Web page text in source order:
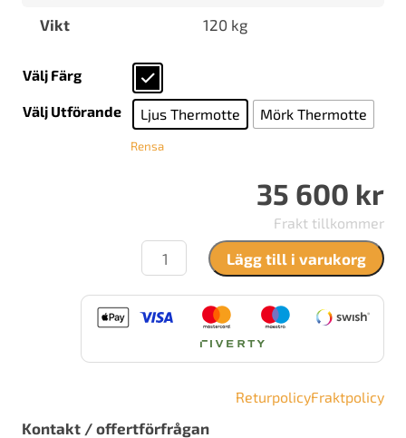
Vikt
120 kg
Välj Färg
Välj Utförande Ljus Thermotte Mörk Thermotte
Rensa
35 600 kr
Frakt tillkommer
Nordpeis
mängd
Lägg till i varukorg
ReturpolicyFraktpolicy
Kontakt / offertförfrågan